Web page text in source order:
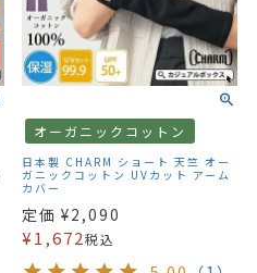
オーガニックコットン
日本製 CHARM ショート 天竺 オー
ガニックコットン UVカット アーム
カバー
定価 ¥2,090
¥1,672税込